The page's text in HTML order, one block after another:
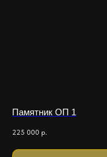
Памятник ОП 1
225 000 р.